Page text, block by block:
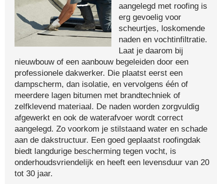
aangelegd met roofing is
erg gevoelig voor
scheurtjes, loskomende
naden en vochtinfiltratie.
Laat je daarom bij
nieuwbouw of een aanbouw begeleiden door een
professionele dakwerker. Die plaatst eerst een
dampscherm, dan isolatie, en vervolgens één of
meerdere lagen bitumen met brandtechniek of
zelfklevend materiaal. De naden worden zorgvuldig
afgewerkt en ook de waterafvoer wordt correct
aangelegd. Zo voorkom je stilstaand water en schade
aan de dakstructuur. Een goed geplaatst roofingdak
biedt langdurige bescherming tegen vocht, is
onderhoudsvriendelijk en heeft een levensduur van 20
tot 30 jaar.